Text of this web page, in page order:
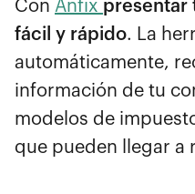
Con Anfix presentar
fácil y rápido. La
automáticamente,
información de tu
modelos de
que pueden llegar a